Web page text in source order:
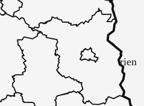
damit Rückmeldungen
mit festen Muss-Kriterien